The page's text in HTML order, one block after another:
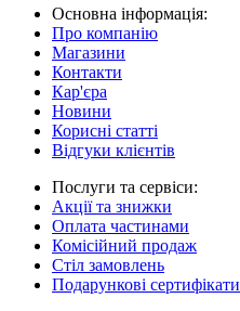
Основна інформація:
Про компанію
Магазини
Контакти
Кар'єра
Новини
Корисні статті
Відгуки клієнтів
Послуги та сервіси:
Акції та знижки
Оплата частинами
Комісійний продаж
Стіл замовлень
Подарункові сертифікати